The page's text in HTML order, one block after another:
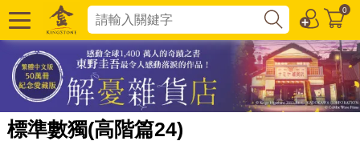
0
標準數獨(高階篇24)